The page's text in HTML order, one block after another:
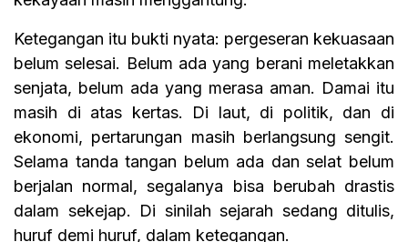
Ketegangan itu bukti nyata: pergeseran kekuasaan
belum selesai. Belum ada yang berani meletakkan
senjata, belum ada yang merasa aman. Damai itu
masih di atas kertas. Di laut, di politik, dan di
ekonomi, pertarungan masih berlangsung sengit.
Selama tanda tangan belum ada dan selat belum
berjalan normal, segalanya bisa berubah drastis
dalam sekejap. Di sinilah sejarah sedang ditulis,
huruf demi huruf, dalam ketegangan.